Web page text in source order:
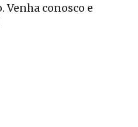
conosco e